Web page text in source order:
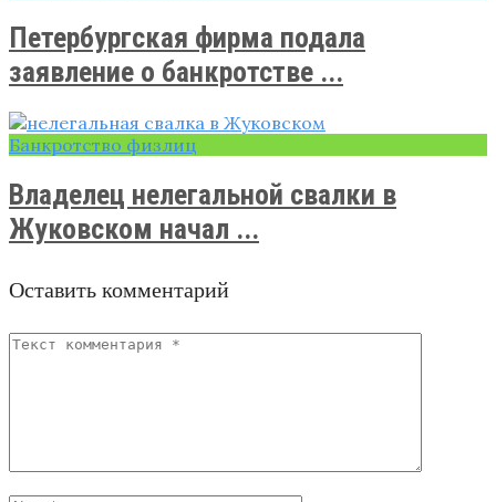
Петербургская фирма подала
заявление о банкротстве ...
Банкротство физлиц
Владелец нелегальной свалки в
Жуковском начал ...
Оставить комментарий